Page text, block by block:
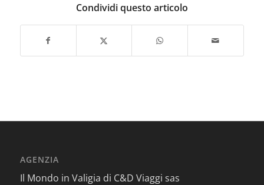
Condividi questo articolo
AGENZIA
Il Mondo in Valigia di C&D Viaggi sas